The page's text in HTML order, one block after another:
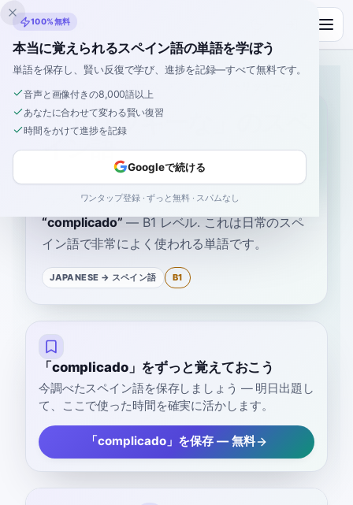
Inklingo
「トリッキーな」のスペ
イン語
のスペイン語は“トリッキーな”です
“complicado” — B1 レベル. これは日常のスペ
イン語で非常によく使われる単語です。
JAPANESE → スペイン語 B1
「complicado」をずっと覚えておこう
今調べたスペイン語を保存しましょう — 明日出題し
て、ここで使った時間を確実に活かします。
「complicado」を保存 — 無料
100%無料
本当に覚えられるスペイン語の単語を学ぼう
単語を保存し、賢い反復で学び、進捗を記録—すべて無料です。
音声と画像付きの8,000語以上
あなたに合わせて変わる賢い復習
時間をかけて進捗を記録
Googleで続ける
ワンタップ登録 · ずっと無料 · スパムなし